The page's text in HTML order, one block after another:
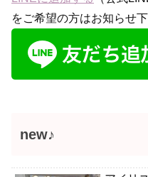
をご希望の方はお知らせ下
new♪